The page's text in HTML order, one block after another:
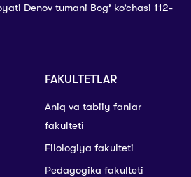
Denov tumani Bog’ ko’chasi 112-
FAKULTETLAR
Aniq va tabiiy fanlar
fakulteti
Filologiya fakulteti
Pedagogika fakulteti